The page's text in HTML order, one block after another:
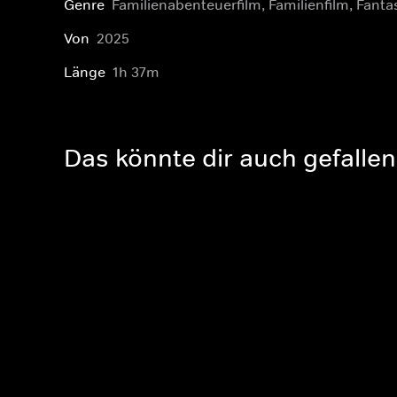
Genre Familienabenteuerfilm, Familienfilm,
Von 2025
Länge 1h 37m
Das könnte dir auch gefallen